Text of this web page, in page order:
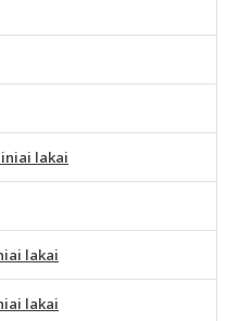
lakai
lakai
lakai